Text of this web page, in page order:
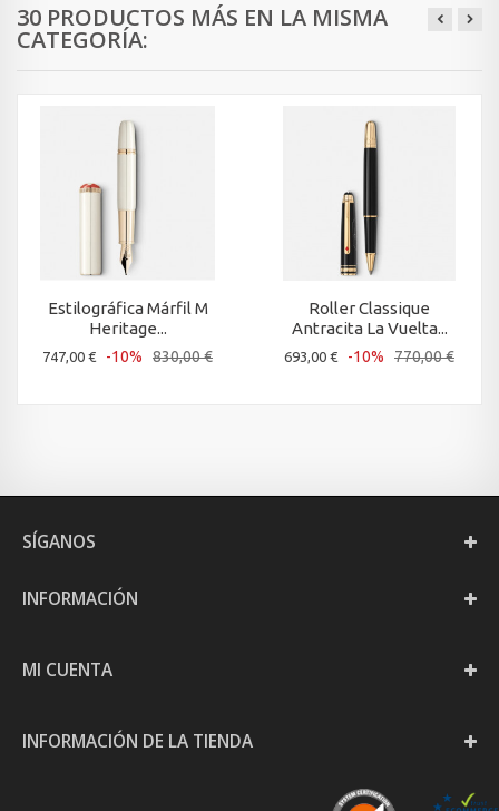
30 PRODUCTOS MÁS EN LA MISMA
CATEGORÍA:
Estilográfica Márfil M
Heritage...
747,00 € -10% 830,00 €
Roller Classique
Antracita La Vuelta...
693,00 € -10% 770,00 €
SÍGANOS
INFORMACIÓN
MI CUENTA
INFORMACIÓN DE LA TIENDA